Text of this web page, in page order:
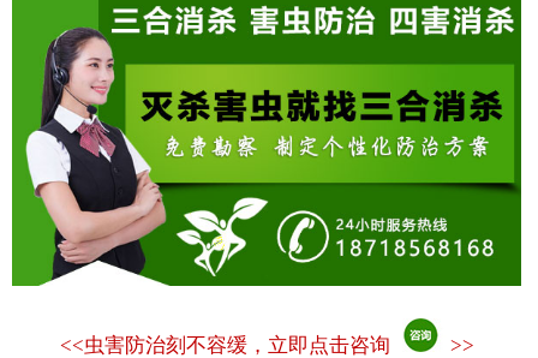
<<虫害防治刻不容缓，立即点击咨询 >>